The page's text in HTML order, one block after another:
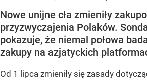
Nowe unijne cła zmieniły
przyzwyczajenia Polaków.
pokazuje, że niemal połowa
zakupy na azjatyckich
Od 1 lipca zmieniły się zasady